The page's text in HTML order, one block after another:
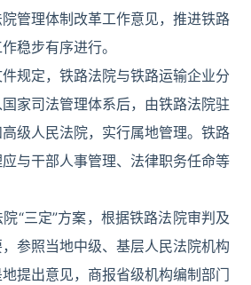
管理体制改革工作意见，推进铁路
稳步有序进行。
规定，铁路法院与铁路运输企业分
家司法管理体系后，由铁路法院驻
级人民法院，实行属地管理。铁路
与干部人事管理、法律职务任命等
“三定”方案，根据铁路法院审判及
参照当地中级、基层人民法院机构
提出意见，商报省级机构编制部门